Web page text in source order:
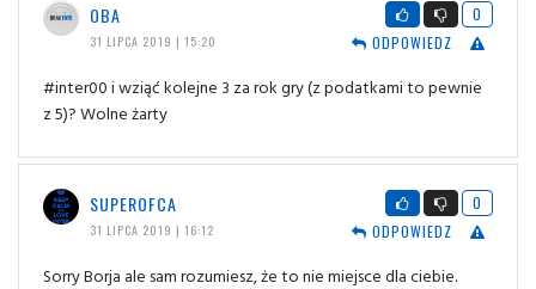
OBA
31 LIPCA 2019 | 15:20
0
ODPOWIEDZ
#inter00 i wziąć kolejne 3 za rok gry (z podatkami to pewnie
z 5)? Wolne żarty
SUPEROFCA
31 LIPCA 2019 | 16:12
0
ODPOWIEDZ
Sorry Borja ale sam rozumiesz, że to nie miejsce dla ciebie.